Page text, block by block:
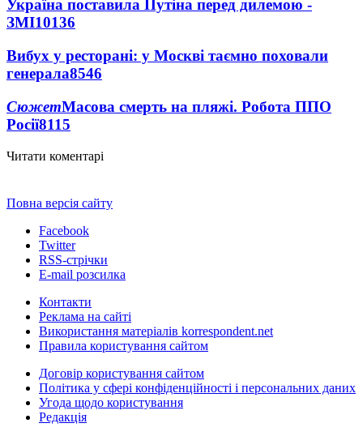
Україна поставила Путіна перед дилемою -
ЗМІ10136
Вибух у ресторані: у Москві таємно поховали
генерала8546
СюжетМасова смерть на пляжі. Робота ППО
Росії8115
Читати коментарі
Повна версія сайту
Facebook
Twitter
RSS-стрічки
E-mail розсилка
Контакти
Реклама на сайті
Використання матеріалів korrespondent.net
Правила користування сайтом
Договір користування сайтом
Політика у сфері конфіденційності і персональних даних
Угода щодо користування
Редакція